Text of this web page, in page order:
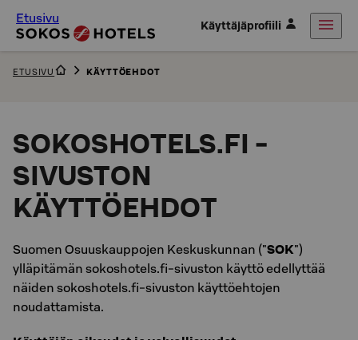
Etusivu Käyttäjäprofiili
ETUSIVU KÄYTTÖEHDOT
SOKOSHOTELS.FI -
SIVUSTON
KÄYTTÖEHDOT
Suomen Osuuskauppojen Keskuskunnan ("SOK")
ylläpitämän sokoshotels.fi-sivuston käyttö edellyttää
näiden sokoshotels.fi-sivuston käyttöehtojen
noudattamista.